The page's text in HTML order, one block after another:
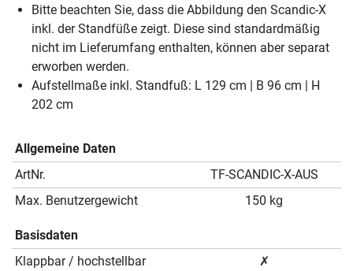
Bitte beachten Sie, dass die Abbildung den Scandic-X
inkl. der Standfüße zeigt. Diese sind standardmäßig
nicht im Lieferumfang enthalten, können aber separat
erworben werden.
Aufstellmaße inkl. Standfuß: L 129 cm | B 96 cm | H
202 cm
Allgemeine Daten
ArtNr.
TF-SCANDIC-X-AUS
Max. Benutzergewicht
150 kg
Basisdaten
Klappbar / hochstellbar
✗